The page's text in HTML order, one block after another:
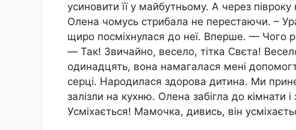
усиновити її у майбутньому. А через
Олена чомусь стрибала не перестаючи. –
щиро посміхнулася до неї. Вперше. — Чого
— Так! Звичайно, весело, тітка Свєта!
одинадцять, вона намагалася мені
серці. Народилася здорова дитина. Ми
залізли на кухню. Олена забігла до
Усміхається! Мамочка, дивись, він